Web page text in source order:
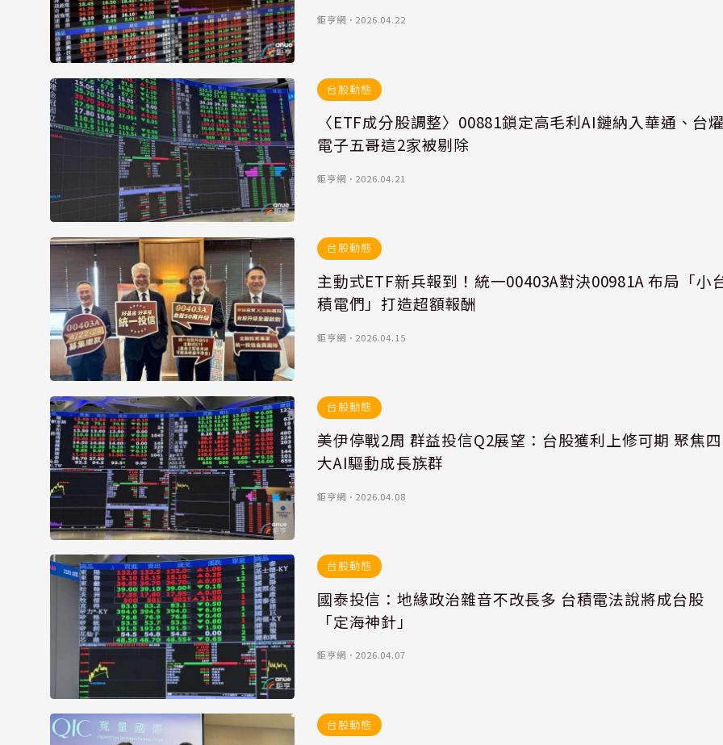
鉅亨網 ． 2026.04.22
台股動態
〈ETF成分股調整〉00881鎖定高毛利AI鏈納入華通、台
電子五哥這2家被剔除
鉅亨網 ． 2026.04.21
台股動態
主動式ETF新兵報到！統一00403A對決00981A 布局「小
積電們」打造超額報酬
鉅亨網 ． 2026.04.15
台股動態
美伊停戰2周 群益投信Q2展望：台股獲利上修可期 聚焦四
大AI驅動成長族群
鉅亨網 ． 2026.04.08
台股動態
國泰投信：地緣政治雜音不改長多 台積電法說將成台股
「定海神針」
鉅亨網 ． 2026.04.07
台股動態